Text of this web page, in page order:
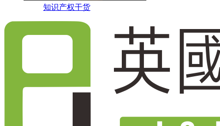
知识产权干货